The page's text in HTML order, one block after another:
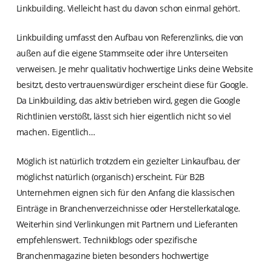
Linkbuilding. Vielleicht hast du davon schon einmal gehört.
Linkbuilding umfasst den Aufbau von Referenzlinks, die von
außen auf die eigene Stammseite oder ihre Unterseiten
verweisen. Je mehr qualitativ hochwertige Links deine Website
besitzt, desto vertrauenswürdiger erscheint diese für Google.
Da Linkbuilding, das aktiv betrieben wird, gegen die Google
Richtlinien verstößt, lässt sich hier eigentlich nicht so viel
machen. Eigentlich…
Möglich ist natürlich trotzdem ein gezielter Linkaufbau, der
möglichst natürlich (organisch) erscheint. Für B2B
Unternehmen eignen sich für den Anfang die klassischen
Einträge in Branchenverzeichnisse oder Herstellerkataloge.
Weiterhin sind Verlinkungen mit Partnern und Lieferanten
empfehlenswert. Technikblogs oder spezifische
Branchenmagazine bieten besonders hochwertige